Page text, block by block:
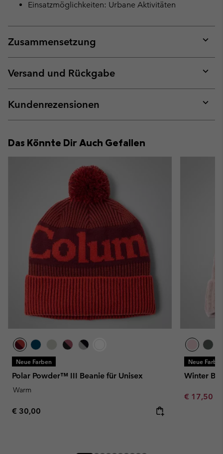
Einsatzmöglichkeiten: Urbane Aktivitäten
Zusammensetzung
or
Versand und Rückgabe
or
Kundenrezensionen
or
Das Könnte Dir Auch Gefallen
Neue Farben
Polar Powder™ III Beanie für Unisex
Warm
Regular price:
€ 30,00
Neue
Winter
Minimum
€ 17,50